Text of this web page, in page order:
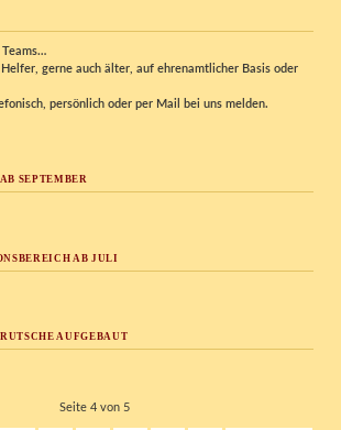
Teams…
gerne auch älter, auf ehrenamtlicher Basis oder
persönlich oder per Mail bei uns melden.
SEPTEMBER
AB JULI
AUFGEBAUT
Seite 4 von 5